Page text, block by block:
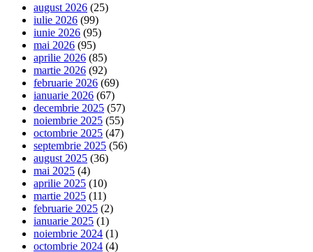
august 2026 (25)
iulie 2026 (99)
iunie 2026 (95)
mai 2026 (95)
aprilie 2026 (85)
martie 2026 (92)
februarie 2026 (69)
ianuarie 2026 (67)
decembrie 2025 (57)
noiembrie 2025 (55)
octombrie 2025 (47)
septembrie 2025 (56)
august 2025 (36)
mai 2025 (4)
aprilie 2025 (10)
martie 2025 (11)
februarie 2025 (2)
ianuarie 2025 (1)
noiembrie 2024 (1)
octombrie 2024 (4)